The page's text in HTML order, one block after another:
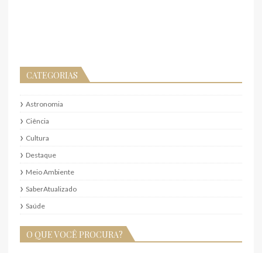
CATEGORIAS
Astronomia
Ciência
Cultura
Destaque
Meio Ambiente
SaberAtualizado
Saúde
O QUE VOCÊ PROCURA?